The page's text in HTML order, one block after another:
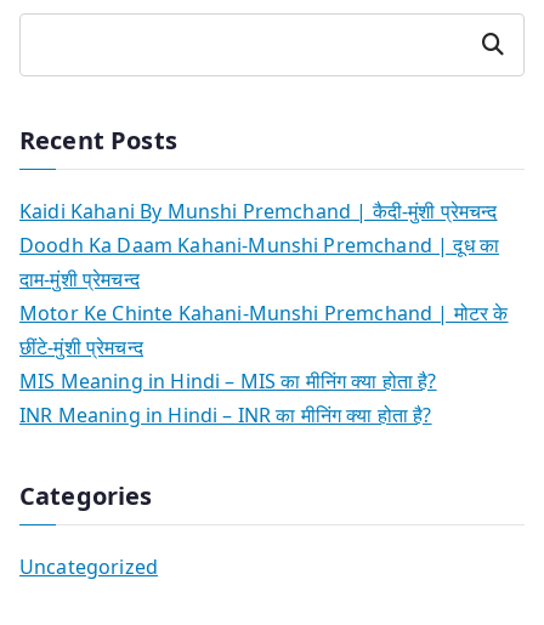
Search
Recent Posts
Kaidi Kahani By Munshi Premchand | कैदी-मुंशी प्रेमचन्द
Doodh Ka Daam Kahani-Munshi Premchand | दूध का
दाम-मुंशी प्रेमचन्द
Motor Ke Chinte Kahani-Munshi Premchand | मोटर के
छींटे-मुंशी प्रेमचन्द
MIS Meaning in Hindi – MIS का मीनिंग क्या होता है?
INR Meaning in Hindi – INR का मीनिंग क्या होता है?
Categories
Uncategorized